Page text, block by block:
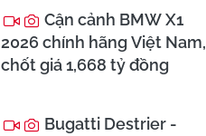
Cận cảnh BMW X1
2026 chính hãng Việt Nam,
chốt giá 1,668 tỷ đồng
Bugatti Destrier -